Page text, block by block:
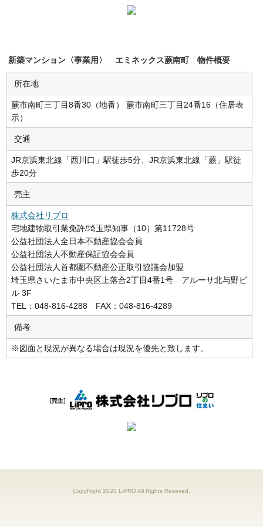
新築マンション〈事業用〉 エミネックス蕨南町 物件概要
所在地
蕨市南町三丁目8番30（地番） 蕨市南町三丁目24番16（住居表
示）
交通
JR京浜東北線「西川口」駅徒歩5分、JR京浜東北線「蕨」駅徒
歩20分
売主
株式会社リプロ
宅地建物取引業免許/埼玉県知事（10）第11728号
公益社団法人全日本不動産協会会員
公益社団法人不動産保証協会会員
公益社団法人首都圏不動産公正取引協議会加盟
埼玉県さいたま市中央区上落合2丁目4番1号 アルーサ北与野ビ
ル 3F
TEL：048-816-4288 FAX：048-816-4289
備考
※図面と現況が異なる場合は現況を優先と致します。
CopyRight 2020 LiPRO All Rights Reseved.